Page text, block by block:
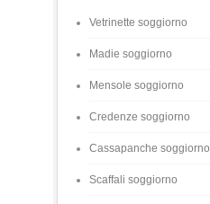
Vetrinette soggiorno
Madie soggiorno
Mensole soggiorno
Credenze soggiorno
Cassapanche soggiorno
Scaffali soggiorno